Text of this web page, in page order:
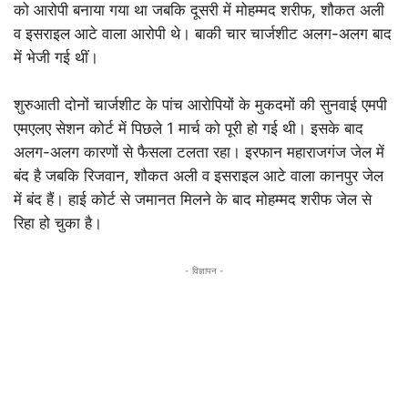
को आरोपी बनाया गया था जबकि दूसरी में मोहम्मद शरीफ, शौकत अली
व इसराइल आटे वाला आरोपी थे। बाकी चार चार्जशीट अलग-अलग बाद
में भेजी गई थीं।
शुरुआती दोनों चार्जशीट के पांच आरोपियों के मुकदमों की सुनवाई एमपी
एमएलए सेशन कोर्ट में पिछले 1 मार्च को पूरी हो गई थी। इसके बाद
अलग-अलग कारणों से फैसला टलता रहा। इरफान महाराजगंज जेल में
बंद है जबकि रिजवान, शौकत अली व इसराइल आटे वाला कानपुर जेल
में बंद हैं। हाई कोर्ट से जमानत मिलने के बाद मोहम्मद शरीफ जेल से
रिहा हो चुका है।
- विज्ञापन -